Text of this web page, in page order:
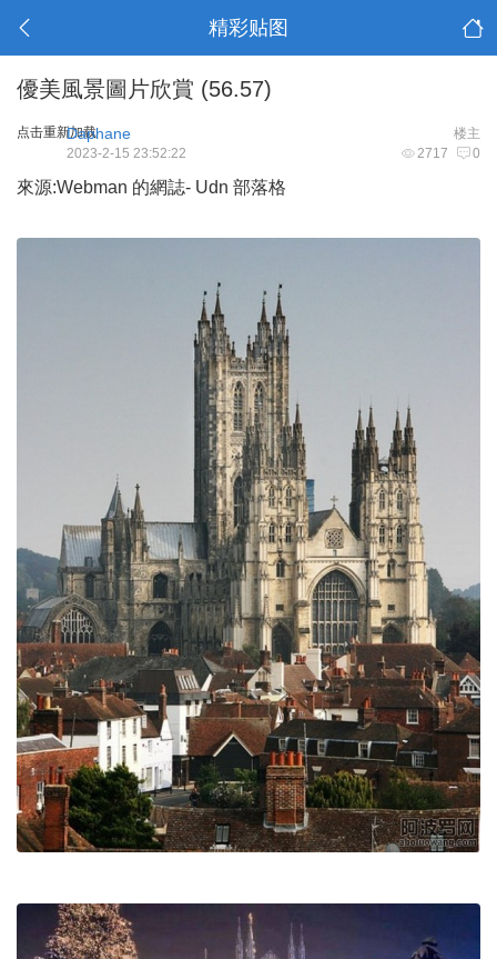
精彩贴图
優美風景圖片欣賞 (56.57)
点击重新加载 楼主
Daphane
2717 0
2023-2-15 23:52:22
來源:Webman 的網誌- Udn 部落格